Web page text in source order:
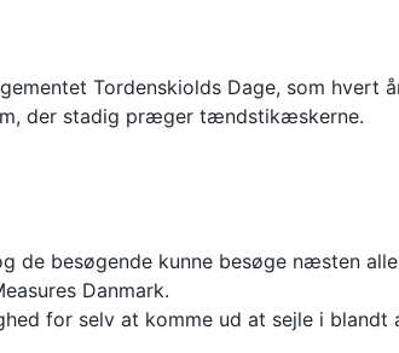
Tordenskiolds Dage, som hvert
der stadig præger tændstikæskerne.
de besøgende kunne besøge næsten
Danmark.
for selv at komme ud at sejle i blandt